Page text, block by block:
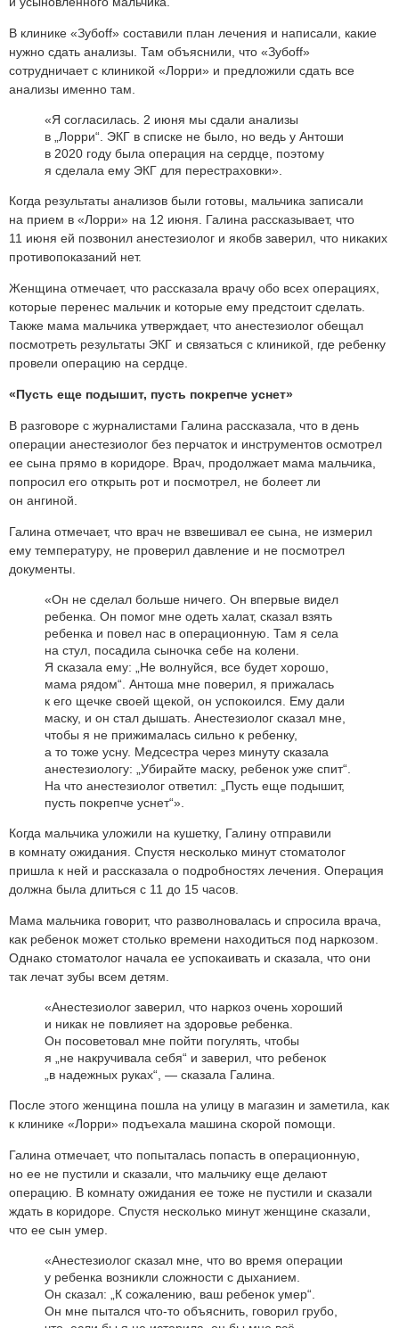
В клинике «Зубоff» составили план лечения и написали, какие
нужно сдать анализы. Там объяснили, что «Зубоff»
сотрудничает с клиникой «Лорри» и предложили сдать все
анализы именно там.
«Я согласилась. 2 июня мы сдали анализы
в „Лорри“. ЭКГ в списке не было, но ведь у Антоши
в 2020 году была операция на сердце, поэтому
я сделала ему ЭКГ для перестраховки».
Когда результаты анализов были готовы, мальчика записали
на прием в «Лорри» на 12 июня. Галина рассказывает, что
11 июня ей позвонил анестезиолог и якобв заверил, что никаких
противопоказаний нет.
Женщина отмечает, что рассказала врачу обо всех операциях,
которые перенес мальчик и которые ему предстоит сделать.
Также мама мальчика утверждает, что анестезиолог обещал
посмотреть результаты ЭКГ и связаться с клиникой, где ребенку
провели операцию на сердце.
«Пусть еще подышит, пусть покрепче уснет»
В разговоре с журналистами Галина рассказала, что в день
операции анестезиолог без перчаток и инструментов осмотрел
ее сына прямо в коридоре. Врач, продолжает мама мальчика,
попросил его открыть рот и посмотрел, не болеет ли
он ангиной.
Галина отмечает, что врач не взвешивал ее сына, не измерил
ему температуру, не проверил давление и не посмотрел
документы.
«Он не сделал больше ничего. Он впервые видел
ребенка. Он помог мне одеть халат, сказал взять
ребенка и повел нас в операционную. Там я села
на стул, посадила сыночка себе на колени.
Я сказала ему: „Не волнуйся, все будет хорошо,
мама рядом“. Антоша мне поверил, я прижалась
к его щечке своей щекой, он успокоился. Ему дали
маску, и он стал дышать. Анестезиолог сказал мне,
чтобы я не прижималась сильно к ребенку,
а то тоже усну. Медсестра через минуту сказала
анестезиологу: „Убирайте маску, ребенок уже спит“.
На что анестезиолог ответил: „Пусть еще подышит,
пусть покрепче уснет“».
Когда мальчика уложили на кушетку, Галину отправили
в комнату ожидания. Спустя несколько минут стоматолог
пришла к ней и рассказала о подробностях лечения. Операция
должна была длиться с 11 до 15 часов.
Мама мальчика говорит, что разволновалась и спросила врача,
как ребенок может столько времени находиться под наркозом.
Однако стоматолог начала ее успокаивать и сказала, что они
так лечат зубы всем детям.
«Анестезиолог заверил, что наркоз очень хороший
и никак не повлияет на здоровье ребенка.
Он посоветовал мне пойти погулять, чтобы
я „не накручивала себя“ и заверил, что ребенок
„в надежных руках“, — сказала Галина.
После этого женщина пошла на улицу в магазин и заметила, как
к клинике «Лорри» подъехала машина скорой помощи.
Галина отмечает, что попыталась попасть в операционную,
но ее не пустили и сказали, что мальчику еще делают
операцию. В комнату ожидания ее тоже не пустили и сказали
ждать в коридоре. Спустя несколько минут женщине сказали,
что ее сын умер.
«Анестезиолог сказал мне, что во время операции
у ребенка возникли сложности с дыханием.
Он сказал: „К сожалению, ваш ребенок умер“.
Он мне пытался что-то объяснить, говорил грубо,